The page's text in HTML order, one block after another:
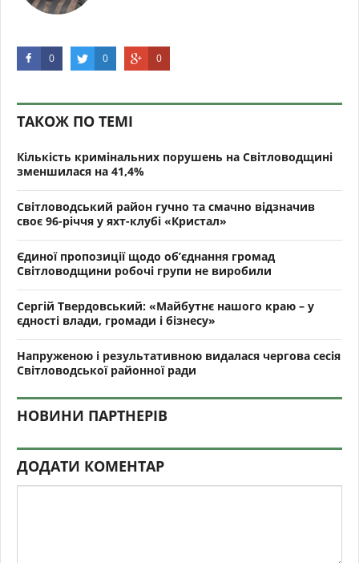
0 0 0
ТАКОЖ ПО ТЕМІ
Кількість кримінальних порушень на Світловодщині
зменшилася на 41,4%
Світловодський район гучно та смачно відзначив
своє 96-річчя у яхт-клубі «Кристал»
Єдиної пропозиції щодо об’єднання громад
Світловодщини робочі групи не виробили
Сергій Твердовський: «Майбутнє нашого краю – у
єдності влади, громади і бізнесу»
Напруженою і результативною видалася чергова сесія
Світловодської районної ради
НОВИНИ ПАРТНЕРІВ
ДОДАТИ КОМЕНТАР